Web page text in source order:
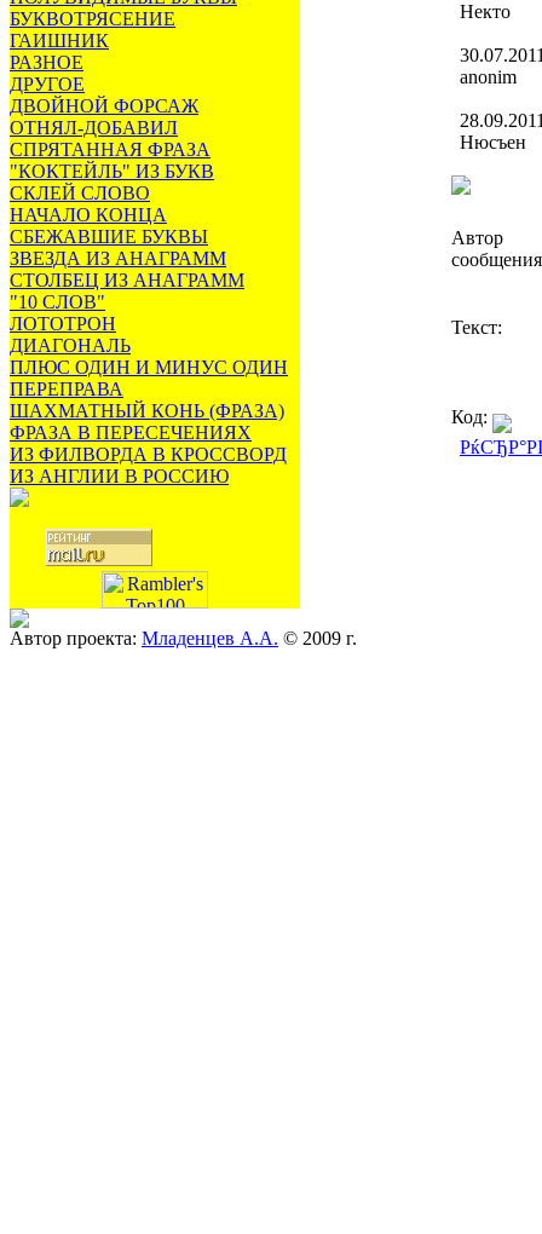
БУКВОТРЯСЕНИЕ
ГАИШНИК
РАЗНОЕ
ДРУГОЕ
ДВОЙНОЙ ФОРСАЖ
ОТНЯЛ-ДОБАВИЛ
СПРЯТАННАЯ ФРАЗА
"КОКТЕЙЛЬ" ИЗ БУКВ
СКЛЕЙ СЛОВО
НАЧАЛО КОНЦА
СБЕЖАВШИЕ БУКВЫ
ЗВЕЗДА ИЗ АНАГРАММ
СТОЛБЕЦ ИЗ АНАГРАММ
"10 СЛОВ"
ЛОТОТРОН
ДИАГОНАЛЬ
ПЛЮС ОДИН И МИНУС ОДИН
ПЕРЕПРАВА
ШАХМАТНЫЙ КОНЬ (ФРАЗА)
ФРАЗА В ПЕРЕСЕЧЕНИЯХ
ИЗ ФИЛВОРДА В КРОССВОРД
ИЗ АНГЛИИ В РОССИЮ
Некто
anonim
Нюсъен
Автор
Текст:
Код:
Автор проекта: Младенцев А.А. © 2009 г.